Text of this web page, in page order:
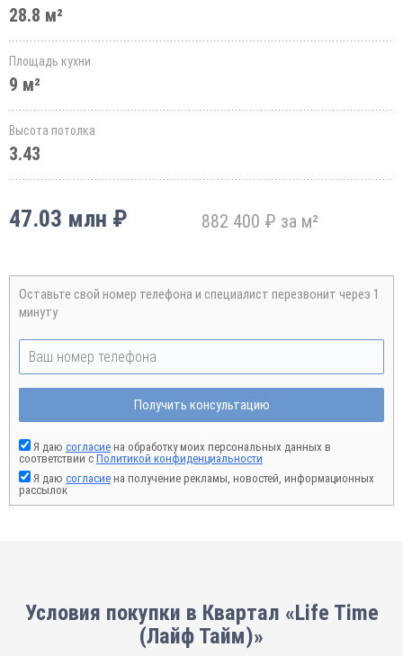
28.8 м²
Площадь кухни
9 м²
Высота потолка
3.43
47.03 млн ₽ 882 400 ₽ за м²
Оставьте свой номер телефона и специалист перезвонит через 1
минуту
Получить консультацию
Я даю согласие на обработку моих персональных данных в
соответствии с Политикой конфиденциальности
Я даю согласие на получение рекламы, новостей, информационных
рассылок
Условия покупки в Квартал «Life Time
(Лайф Тайм)»